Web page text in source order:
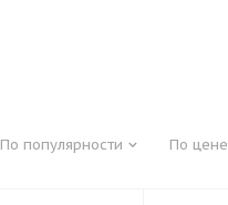
По популярности По цене